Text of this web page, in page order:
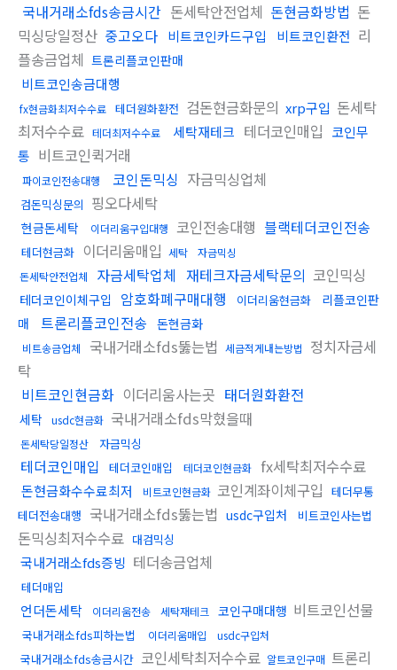
국내거래소fds송금시간 돈세탁안전업체 돈현금화방법 돈
믹싱당일정산 중고오다 비트코인카드구입 비트코인환전 리
플송금업체 트론리플코인판매
비트코인송금대행
fx현금화최저수수료 테더원화환전 검돈현금화문의 xrp구입 돈세탁
최저수수료 테더최저수수료 세탁재테크 테더코인매입 코인무
통 비트코인퀵거래
파이코인전송대행 코인돈믹싱 자금믹싱업체
검돈믹싱문의 핑오다세탁
현금돈세탁 이더리움구입대행 코인전송대행 블랙테더코인전송
테더현금화 이더리움매입 세탁
자금믹싱
돈세탁안전업체
자금세탁업체 재테크자금세탁문의 코인믹싱
테더코인이체구입 암호화폐구매대행 이더리움현금화
리플코인판
매
트론리플코인전송 돈현금화
비트송금업체 국내거래소fds뚫는법 세금적게내는방법
정치자금세
탁
비트코인현금화 이더리움사는곳 태더원화환전
세탁 usdc현금화 국내거래소fds막혔을때
돈세탁당일정산 자금믹싱
테더코인매입 테더코인매입 테더코인현금화 fx세탁최저수수료
돈현금화수수료최저 비트코인현금화 코인계좌이체구입 테더무통
테더전송대행 국내거래소fds뚫는법 usdc구입처 비트코인사는법
돈믹싱최저수수료 대검믹싱
국내거래소fds증빙 테더송금업체
테더매입
언더돈세탁 이더리움전송 세탁재테크 코인구매대행 비트코인선물
국내거래소fds피하는법 이더리움매입 usdc구입처
국내거래소fds송금시간 코인세탁최저수수료 알트코인구매 트론리